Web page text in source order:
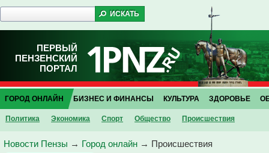
ПЕРВЫЙ
ПЕНЗЕНСКИЙ
ПОРТАЛ
ГОРОД ОНЛАЙН
Политика Экономика Спорт Общество Проиcшествия
БИЗНЕС И ФИНАНСЫ КУЛЬТУРА ЗДОРОВЬЕ
Новости Пензы → Город онлайн → Проиcшествия